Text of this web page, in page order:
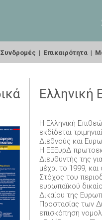
| Επικαιρότητα |
Ελληνική
Η Ελληνική
εκδίδεται
Διεθνούς και
Η ΕΕΕυρΔ
Διευθυντής της
μέχρι το 1999,
Στόχος του
ευρωπαϊκού
Δικαίου της
Προστασίας των
επισκόπηση